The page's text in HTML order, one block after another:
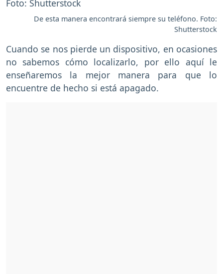
De esta manera encontrará siempre su teléfono. Foto:
Shutterstock
Cuando se nos pierde un dispositivo, en ocasiones
no sabemos cómo localizarlo, por ello aquí le
enseñaremos la mejor manera para que lo
encuentre de hecho si está apagado.